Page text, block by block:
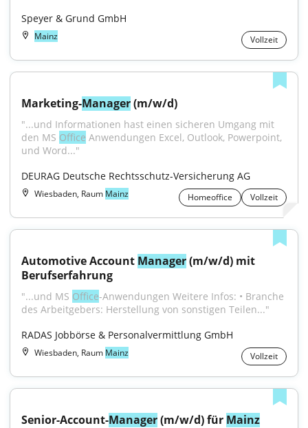
Speyer & Grund GmbH
Mainz Vollzeit
Marketing-Manager (m/w/d)
"...und Informationen hast einen sicheren Umgang mit
den MS Office Anwendungen Excel, Outlook, Powerpoint,
und Word..."
DEURAG Deutsche Rechtsschutz-Versicherung AG
Wiesbaden, Raum Mainz Homeoffice Vollzeit
Automotive Account Manager (m/w/d) mit
Berufserfahrung
"...und MS Office-Anwendungen Weitere Infos: • Branche
des Arbeitgebers: Herstellung von sonstigen Teilen..."
RADAS Jobbörse & Personalvermittlung GmbH
Wiesbaden, Raum Mainz Vollzeit
Senior-Account-Manager (m/w/d) für Mainz